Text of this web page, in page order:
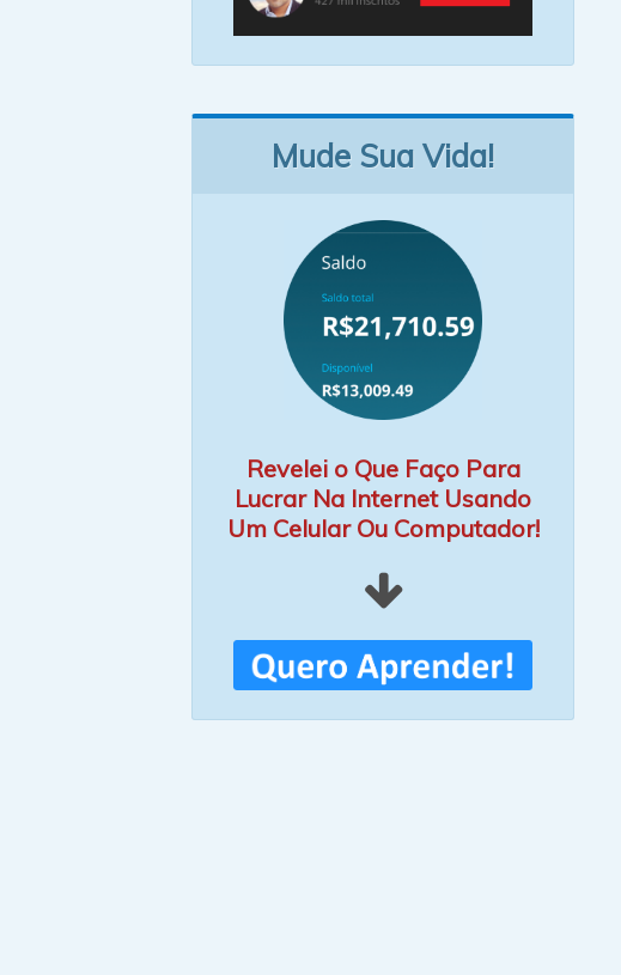
Mude Sua Vida!
Revelei o Que Faço Para
Lucrar Na Internet Usando
Um Celular Ou Computador!